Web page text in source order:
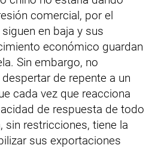
comercial, por el
en baja y sus
económico guardan
Sin embargo, no
de repente a un
cada vez que reacciona
de respuesta de todo
sin restricciones, tiene la
sus exportaciones